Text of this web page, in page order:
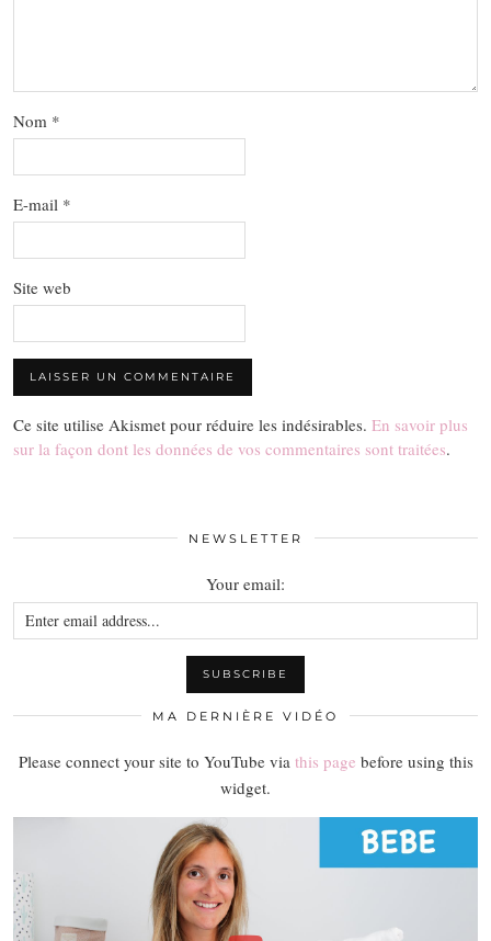
Nom *
E-mail *
Site web
Ce site utilise Akismet pour réduire les indésirables. En savoir plus
sur la façon dont les données de vos commentaires sont traitées.
NEWSLETTER
Your email:
MA DERNIÈRE VIDÉO
Please connect your site to YouTube via this page before using this
widget.